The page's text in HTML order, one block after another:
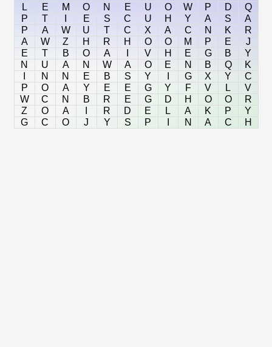
L
E M O N E U O W P D
Q
P
T E S C U H Y A S
A
P
A W U T C X A C N K
R
A
W Z H R H O O M P E
J
E
T B O A V H E G B
Y
N
U A N W A O E N B Q
K
N N E B S Y G X Y
C
P
O A Y E E G Y F V L
V
W
C N B R E G D H O O
R
Z
O A R D E L A K P
Y
G
C O J Y S P N A C H